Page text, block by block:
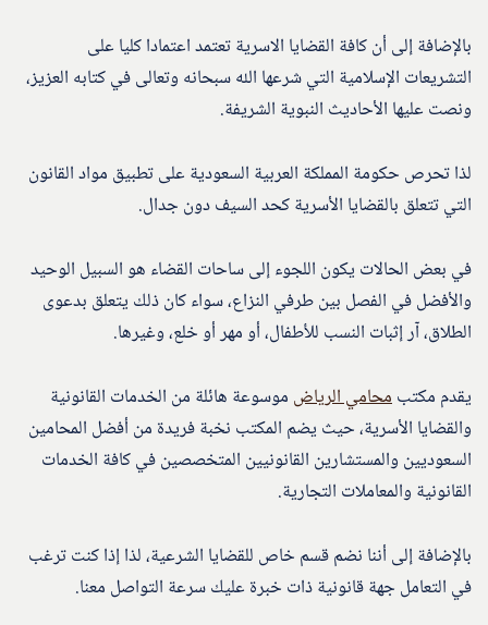
بالإضافة إلى أن كافة القضايا الاسرية تعتمد اعتمادا كليا على
التشريعات الإسلامية التي شرعها الله سبحانه وتعالى في كتابه العزيز،
ونصت عليها الأحاديث النبوية الشريفة.
لذا تحرص حكومة المملكة العربية السعودية على تطبيق مواد القانون
التي تتعلق بالقضايا الأسرية كحد السيف دون جدال.
في بعض الحالات يكون اللجوء إلى ساحات القضاء هو السبيل الوحيد
والأفضل في الفصل بين طرفي النزاع، سواء كان ذلك يتعلق بدعوى
الطلاق، آر إثبات النسب للأطفال، أو مهر أو خلع، وغيرها.
يقدم مكتبمحامي الرياض موسوعة هائلة من الخدمات القانونية
والقضايا الأسرية، حيث يضم المكتب نخبة فريدة من أفضل المحامين
السعوديين والمستشارين القانونيين المتخصصين في كافة الخدمات
القانونية والمعاملات التجارية.
بالإضافة إلى أننا نضم قسم خاص للقضايا الشرعية، لذا إذا كنت ترغب
في التعامل جهة قانونية ذات خبرة عليك سرعة التواصل معنا.